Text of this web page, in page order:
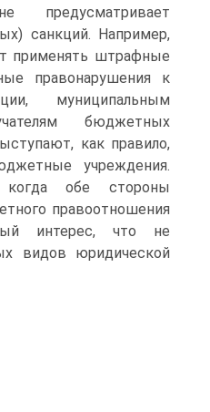
предусматривает
санкций. Например,
применять штрафные
правонарушения к
муниципальным
бюджетных
как правило,
учреждения.
когда обе стороны
правоотношения
интерес, что не
видов юридической